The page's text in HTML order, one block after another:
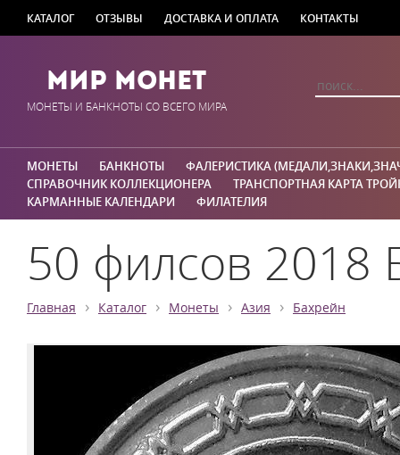
КАТАЛОГ ОТЗЫВЫ ДОСТАВКА И ОПЛАТА КОНТАКТЫ
Мир Монет
МОНЕТЫ И БАНКНОТЫ СО ВСЕГО МИРА
МОНЕТЫ БАНКНОТЫ
ФАЛЕРИСТИКА
СПРАВОЧНИК КОЛЛЕКЦИОНЕРА
ТРАНСПОРТНАЯ КАРТА
КАРМАННЫЕ КАЛЕНДАРИ
ФИЛАТЕЛИЯ
50 филсов 2018
Главная › Каталог › Монеты › Азия › Бахрейн